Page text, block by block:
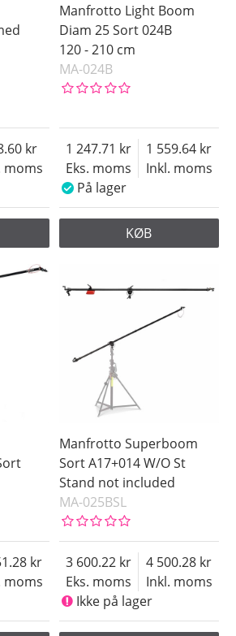
moms
Manfrotto Light Boom
Diam 25 Sort 024B
120 - 210 cm
MA-024B
Eks. moms
1 247.71
Inkl. moms
1 559.64
På lager
KØB
moms
Manfrotto Superboom
Sort A17+014 W/O St
Stand not included
MA-025BSL
Eks. moms
3 600.22
Inkl. moms
4 500.28
Ikke på lager